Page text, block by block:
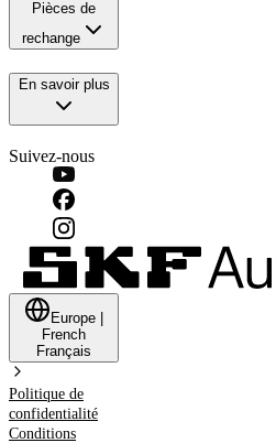
Pièces de
rechange
En savoir plus
Suivez-nous
Europe
French
Français
Politique de
confidentialité
Conditions